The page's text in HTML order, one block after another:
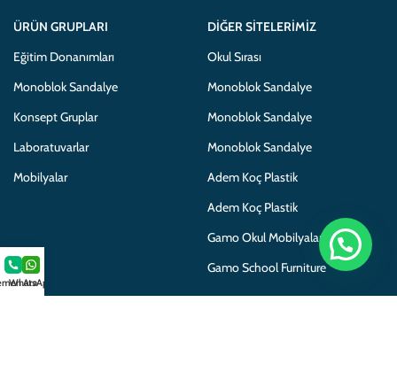
ÜRÜN GRUPLARI
Eğitim Donanımları
Monoblok Sandalye
Konsept Gruplar
Laboratuvarlar
Mobilyalar
DIĞER SITELERIMIZ
Okul Sırası
Monoblok Sandalye
Monoblok Sandalye
Monoblok Sandalye
Adem Koç Plastik
Adem Koç Plastik
Gamo Okul Mobilyaları
Gamo School Furniture
Ara
WhatsApp